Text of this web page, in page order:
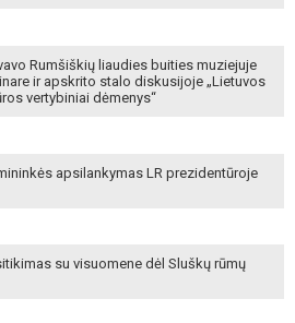
Rumšiškių liaudies buities muziejuje
ir apskrito stalo diskusijoje „Lietuvos
vertybiniai dėmenys“
apsilankymas LR prezidentūroje
su visuomene dėl Sluškų rūmų